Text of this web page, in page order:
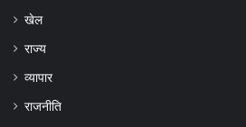
खेल
राज्य
व्यापार
राजनीति